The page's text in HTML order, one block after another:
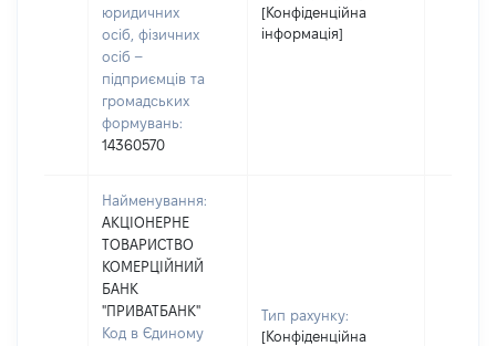
юридичних
осіб, фізичних
осіб –
підприємців та
громадських
формувань:
14360570
[Конфіденційна
інформація]
Найменування:
АКЦІОНЕРНЕ
ТОВАРИСТВО
КОМЕРЦІЙНИЙ
БАНК
"ПРИВАТБАНК"
Код в Єдиному
Тип рахунку:
[Конфіденційна